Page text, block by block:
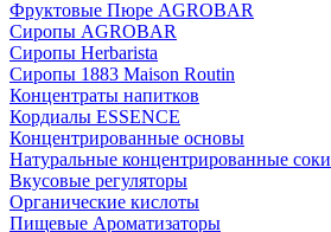
Фруктовые Пюре AGROBAR
Сиропы AGROBAR
Сиропы Herbarista
Сиропы 1883 Maison Routin
Концентраты напитков
Кордиалы ESSENCE
Концентрированные основы
Натуральные концентрированные соки
Вкусовые регуляторы
Органические кислоты
Пищевые Ароматизаторы